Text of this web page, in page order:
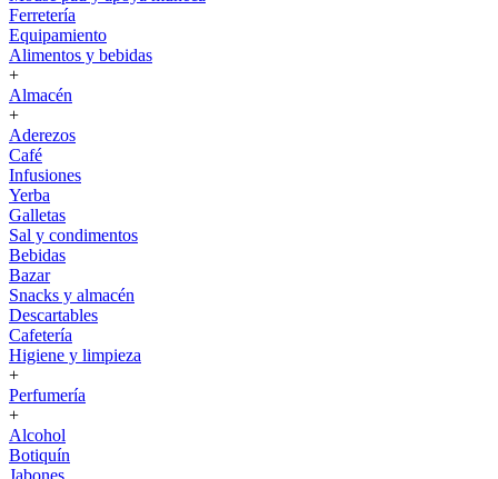
Ferretería
Equipamiento
Alimentos y bebidas
+
Almacén
+
Aderezos
Café
Infusiones
Yerba
Galletas
Sal y condimentos
Bebidas
Bazar
Snacks y almacén
Descartables
Cafetería
Higiene y limpieza
+
Perfumería
+
Alcohol
Botiquín
Jabones